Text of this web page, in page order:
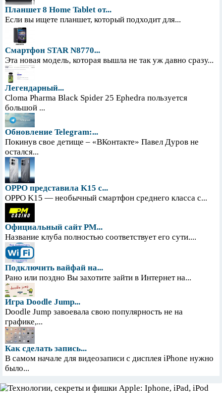
Планшет 8 Home Tablet от...
Если вы ищете планшет, который подходит для...
Смартфон STAR N8770...
Эта новая модель, которая вышла не так уж давно сразу...
Легендарный...
Cloma Pharma Black Spider 25 Ephedra пользуется
большой ...
Обновление Telegram:...
Покинув свое детище – «ВКонтакте» Павел Дуров не
остался...
OPPO представила K15 с...
OPPO K15 — необычный смартфон среднего класса с...
Официальный сайт PM...
Название клуба полностью соответствует его сути....
Подключить вайфай на...
Рано или поздно Вы захотите зайти в Интернет на...
Игра Doodle Jump...
Doodle Jump завоевала свою популярность не на
графике,...
Как сделать запись...
В самом начале для видеозаписи с дисплея iPhone нужно
было...